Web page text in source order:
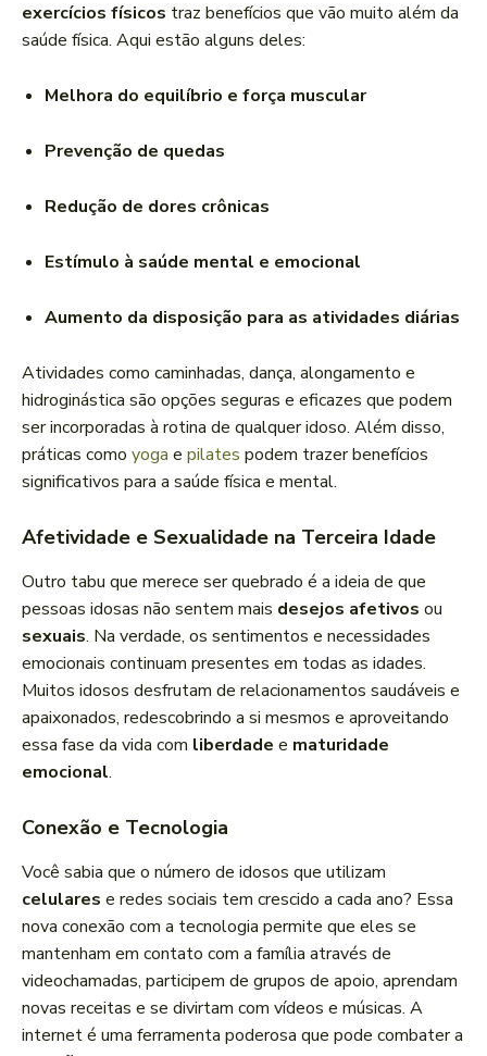
exercícios físicos traz benefícios que vão muito além da
saúde física. Aqui estão alguns deles:
Melhora do equilíbrio e força muscular
Prevenção de quedas
Redução de dores crônicas
Estímulo à saúde mental e emocional
Aumento da disposição para as atividades diárias
Atividades como caminhadas, dança, alongamento e
hidroginástica são opções seguras e eficazes que podem
ser incorporadas à rotina de qualquer idoso. Além disso,
práticas como yoga e pilates podem trazer benefícios
significativos para a saúde física e mental.
Afetividade e Sexualidade na Terceira Idade
Outro tabu que merece ser quebrado é a ideia de que
pessoas idosas não sentem mais desejos afetivos ou
sexuais. Na verdade, os sentimentos e necessidades
emocionais continuam presentes em todas as idades.
Muitos idosos desfrutam de relacionamentos saudáveis e
apaixonados, redescobrindo a si mesmos e aproveitando
essa fase da vida com liberdade e maturidade
emocional.
Conexão e Tecnologia
Você sabia que o número de idosos que utilizam
celulares e redes sociais tem crescido a cada ano? Essa
nova conexão com a tecnologia permite que eles se
mantenham em contato com a família através de
videochamadas, participem de grupos de apoio, aprendam
novas receitas e se divirtam com vídeos e músicas. A
internet é uma ferramenta poderosa que pode combater a